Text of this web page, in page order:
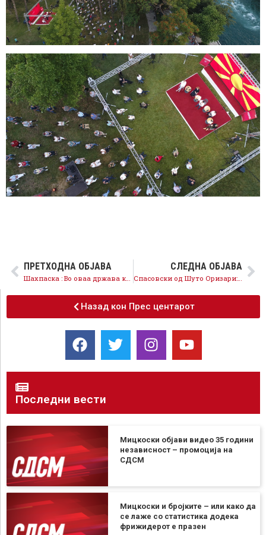
ПРЕТХОДНА ОБЈАВА СЛЕДНА ОБЈАВА
Спасовски од Шуто Оризари: Парите ги враќаме кај граѓаните, влечеме кон развојна економија, режимот никогашповеќе нема да влече за уши
Назад кон Прес центарот
Последни вести
Мицкоски објави видео 35 години
независност – промоција на
СДСМ
Мицкоски и бројките – или како да
се лаже со статистика додека
фрижидерот е празен